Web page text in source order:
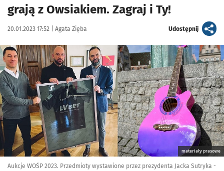
grają z Owsiakiem. Zagraj i Ty!
Data publikacji:
20.01.2023 17:52 | Autor:
Agata Zięba Udostępnijartykuł
Kliknij, aby powiększyć
materiały prasowe
Aukcje WOŚP 2023. Przedmioty wystawione przez prezydenta Jacka Sutryka -